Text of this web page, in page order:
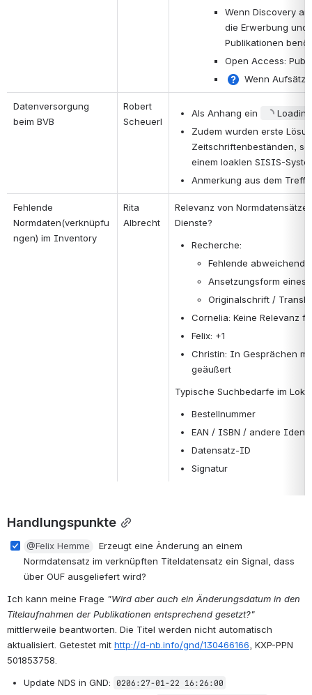
Wenn Discovery
die Erwerbung und
Publikationen
Open Access:
Wenn
Datenversorgung
beim BVB
Robert
Scheuerl
Als Anhang ein
Zudem wurden erste
Zeitschriftenbeständen,
einem loaklen SISIS-
Anmerkung aus dem
Fehlende
Normdaten(verknüpfu
ngen) im Inventory
Rita
Albrecht
Relevanz von
Dienste?
Recherche:
Fehlende
Ansetzungsform eines
Originalschrift /
Cornelia: Keine Relevanz
Felix: +1
Christin: In Gesprächen
geäußert
Typische Suchbedarfe im
Bestellnummer
EAN / ISBN / andere
Datensatz-ID
Signatur
Handlungspunkte
@Felix Hemme
Erzeugt eine Änderung an einem
Normdatensatz im verknüpften Titeldatensatz ein Signal, dass
über OUF ausgeliefert wird?
Ich kann meine Frage "Wird aber auch ein Änderungsdatum in den
Titelaufnahmen der Publikationen entsprechend gesetzt?"
mittlerweile beantworten. Die Titel werden nicht automatisch
aktualisiert. Getestet mit http://d-nb.info/gnd/130466166 , KXP-PPN
501853758.
Update NDS in GND:
0206:27-01-22 16:26:00